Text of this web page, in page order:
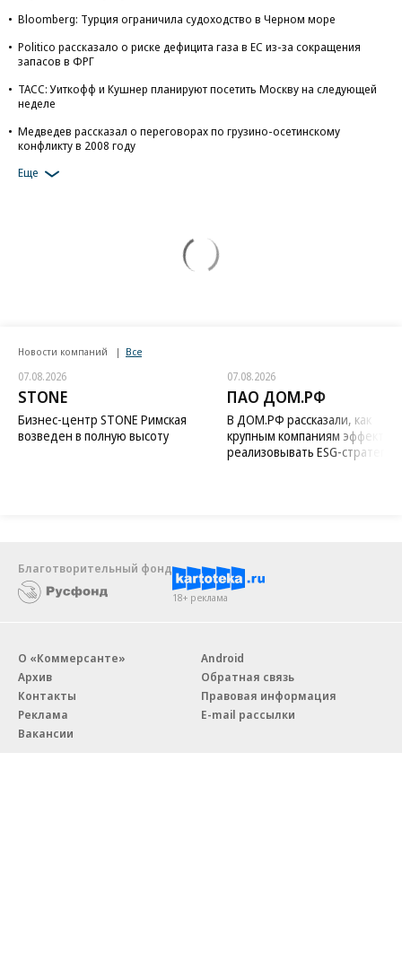
Bloomberg: Турция ограничила судоходство в Черном море
Politico рассказало о риске дефицита газа в ЕС из-за сокращения
запасов в ФРГ
ТАСС: Уиткофф и Кушнер планируют посетить Москву на следующей
неделе
Медведев рассказал о переговорах по грузино-осетинскому
конфликту в 2008 году
Еще
Новости компаний Все
07.08.2026
STONE
Бизнес-центр STONE Римская
возведен в полную высоту
07.08.2026
ПАО ДОМ.РФ
В ДОМ.РФ рассказали, как
крупным компаниям
реализовывать ESG-стратегию
Благотворительный фонд
18+ реклама
О «Коммерсанте»
Архив
Контакты
Реклама
Вакансии
Android
Обратная связь
Правовая информация
E-mail рассылки